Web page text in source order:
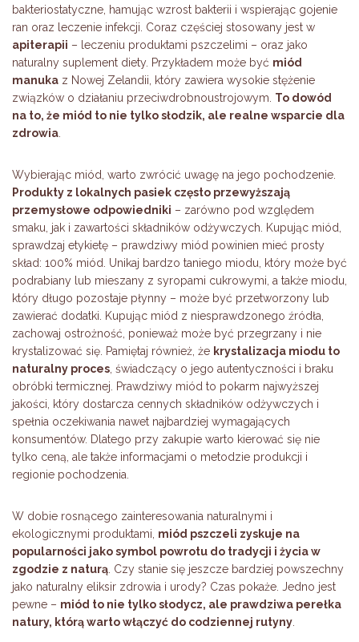
bakteriostatyczne, hamując wzrost bakterii i wspierając gojenie
ran oraz leczenie infekcji. Coraz częściej stosowany jest w
apiterapii – leczeniu produktami pszczelimi – oraz jako
naturalny suplement diety. Przykładem może być miód
manuka z Nowej Zelandii, który zawiera wysokie stężenie
związków o działaniu przeciwdrobnoustrojowym. To dowód
na to, że miód to nie tylko słodzik, ale realne wsparcie dla
zdrowia.
Wybierając miód, warto zwrócić uwagę na jego pochodzenie.
Produkty z lokalnych pasiek często przewyższają
przemysłowe odpowiedniki – zarówno pod względem
smaku, jak i zawartości składników odżywczych. Kupując miód,
sprawdzaj etykietę – prawdziwy miód powinien mieć prosty
skład: 100% miód. Unikaj bardzo taniego miodu, który może być
podrabiany lub mieszany z syropami cukrowymi, a także miodu,
który długo pozostaje płynny – może być przetworzony lub
zawierać dodatki. Kupując miód z niesprawdzonego źródła,
zachowaj ostrożność, ponieważ może być przegrzany i nie
krystalizować się. Pamiętaj również, że krystalizacja miodu to
naturalny proces, świadczący o jego autentyczności i braku
obróbki termicznej. Prawdziwy miód to pokarm najwyższej
jakości, który dostarcza cennych składników odżywczych i
spełnia oczekiwania nawet najbardziej wymagających
konsumentów. Dlatego przy zakupie warto kierować się nie
tylko ceną, ale także informacjami o metodzie produkcji i
regionie pochodzenia.
W dobie rosnącego zainteresowania naturalnymi i
ekologicznymi produktami, miód pszczeli zyskuje na
popularności jako symbol powrotu do tradycji i życia w
zgodzie z naturą. Czy stanie się jeszcze bardziej powszechny
jako naturalny eliksir zdrowia i urody? Czas pokaże. Jedno jest
pewne – miód to nie tylko słodycz, ale prawdziwa perełka
natury, którą warto włączyć do codziennej rutyny.